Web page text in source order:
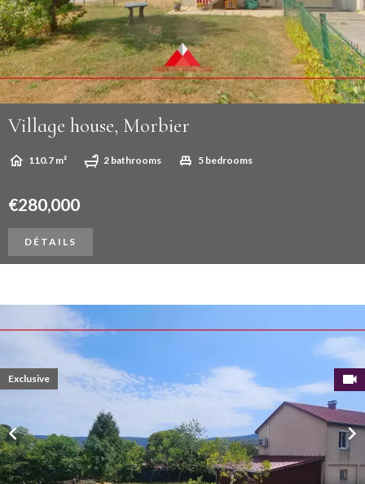
Village house, Morbier
110.7 m² 2 bathrooms 5 bedrooms
€280,000
DÉTAILS
Exclusive